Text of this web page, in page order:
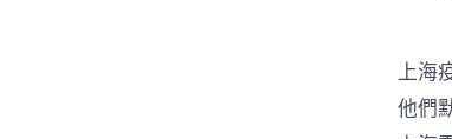
上海
他們